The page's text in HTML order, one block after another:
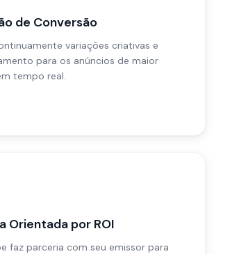
de Conversão
variações criativas e
para os anúncios de maior
tempo real.
Orientada por ROI
faz parceria com seu emissor para